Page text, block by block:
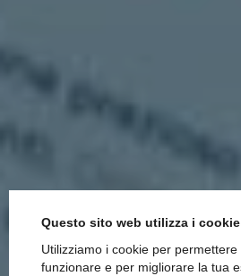
Questo sito web utilizza i cookie
Utilizziamo i cookie per
funzionare e per migliorare la tua